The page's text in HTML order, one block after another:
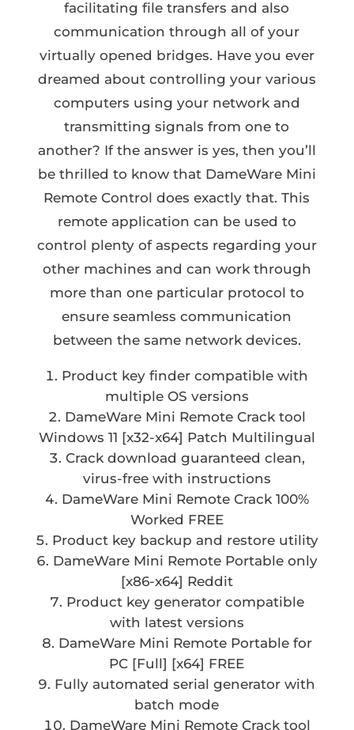
facilitating file transfers and also
communication through all of your
virtually opened bridges. Have you ever
dreamed about controlling your various
computers using your network and
transmitting signals from one to
another? If the answer is yes, then you’ll
be thrilled to know that DameWare Mini
Remote Control does exactly that. This
remote application can be used to
control plenty of aspects regarding your
other machines and can work through
more than one particular protocol to
ensure seamless communication
between the same network devices.
Product key finder compatible with
multiple OS versions
DameWare Mini Remote Crack tool
Windows 11 [x32-x64] Patch Multilingual
Crack download guaranteed clean,
virus-free with instructions
DameWare Mini Remote Crack 100%
Worked FREE
Product key backup and restore utility
DameWare Mini Remote Portable only
[x86-x64] Reddit
Product key generator compatible
with latest versions
DameWare Mini Remote Portable for
PC [Full] [x64] FREE
Fully automated serial generator with
batch mode
DameWare Mini Remote Crack tool